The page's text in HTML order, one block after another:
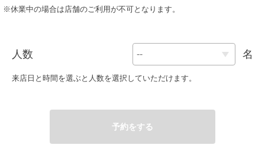
※休業中の場合は店舗のご利用が不可となります。
人数 名
来店日と時間を選ぶと人数を選択していただけます。
予約をする